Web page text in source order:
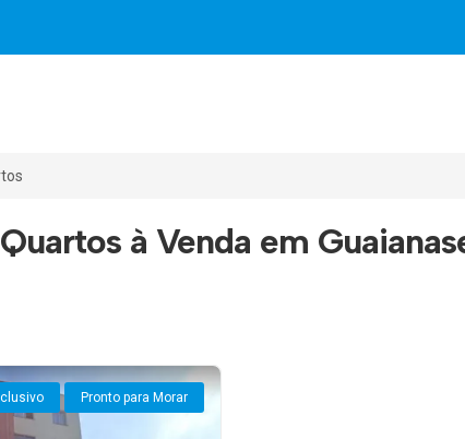
à Venda em
Pronto para Morar